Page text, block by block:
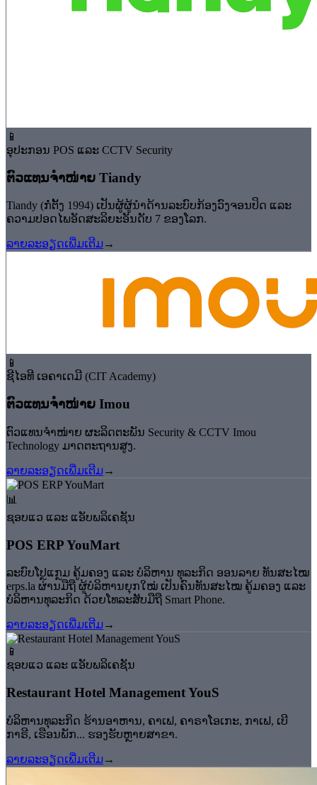
📱
ອຸປະກອນ POS ແລະ CCTV Security
⁠ຕົວແທນຈຳໜ່າຍ Tiandy
Tiandy (ກໍ່ຕັ້ງ 1994) ເປັນຜູ້ຜູ້ນຳດ້ານລະບົບກ້ອງວົງຈອນປິດ ແລະ
ຄວາມປອດໄພອັດສະລິຍະອັນດັບ 7 ຂອງໂລກ.
ລາຍລະອຽດເພີ່ມເຕີມ →
📱
ຊີໄອທີ ເອຄາເດມີ (CIT Academy)
⁠ຕົວແທນຈຳໜ່າຍ Imou
ຕົວແທນຈຳໜ່າຍ ຜະລິດຕະພັນ Security & CCTV Imou
Technology ມາດຕະຖານສູງ.
ລາຍລະອຽດເພີ່ມເຕີມ →
📊
ຊອບແວ ແລະ ແອັບພລິເຄຊັນ
⁠POS ERP YouMart
ລະບົບໂປຼແກຼມ ຄູ້ມຄອງ ແລະ ບໍລິຫານ ທຸລະກິດ ອອນລາຍ ທັນສະໄໝ
erps.la ຜ່ານມືຖື ຜູ້ບໍລິຫານຍຸກໃໝ່ ເປັນຄົນທັນສະໄໝ ຄູ້ມຄອງ ແລະ
ບໍລິຫານທຸລະກິດ ດ້ວຍໂທລະສັບມືຖື Smart Phone.
ລາຍລະອຽດເພີ່ມເຕີມ →
📱
ຊອບແວ ແລະ ແອັບພລິເຄຊັນ
Restaurant Hotel Management ⁠YouS
ບໍລິຫານທຸລະກິດ ຮ້ານອາຫານ, ຄາເຟ, ຄາຣາໂອເກະ, ກາເຟ, ເບີ
ກາຣີ, ເຮືອນພັກ... ຮອງຮັບຫຼາຍສາຂາ.
ລາຍລະອຽດເພີ່ມເຕີມ →